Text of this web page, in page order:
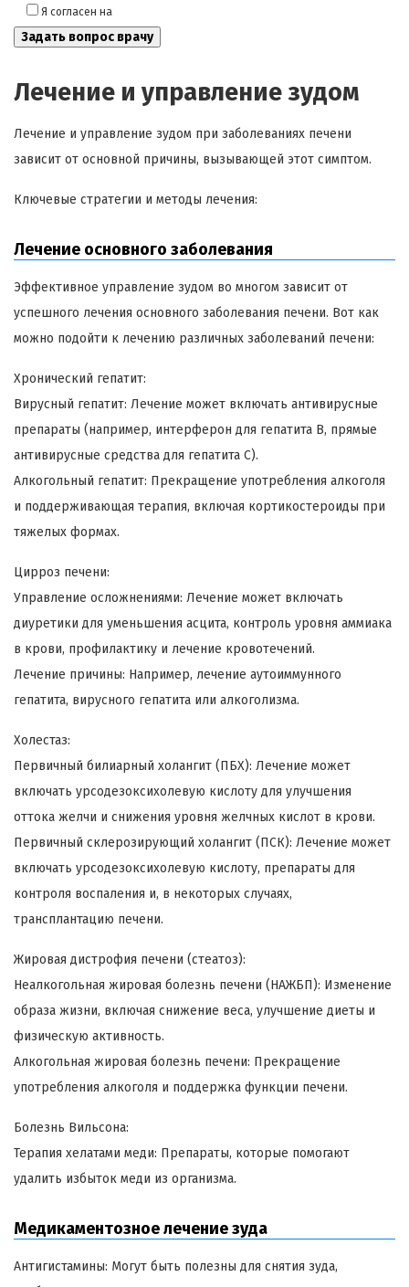
Я согласен на
Лечение и управление зудом
Лечение и управление зудом при заболеваниях печени
зависит от основной причины, вызывающей этот симптом.
Ключевые стратегии и методы лечения:
Лечение основного заболевания
Эффективное управление зудом во многом зависит от
успешного лечения основного заболевания печени. Вот как
можно подойти к лечению различных заболеваний печени:
Хронический гепатит:
Вирусный гепатит: Лечение может включать антивирусные
препараты (например, интерферон для гепатита B, прямые
антивирусные средства для гепатита C).
Алкогольный гепатит: Прекращение употребления алкоголя
и поддерживающая терапия, включая кортикостероиды при
тяжелых формах.
Цирроз печени:
Управление осложнениями: Лечение может включать
диуретики для уменьшения асцита, контроль уровня аммиака
в крови, профилактику и лечение кровотечений.
Лечение причины: Например, лечение аутоиммунного
гепатита, вирусного гепатита или алкоголизма.
Холестаз:
Первичный билиарный холангит (ПБХ): Лечение может
включать урсодезоксихолевую кислоту для улучшения
оттока желчи и снижения уровня желчных кислот в крови.
Первичный склерозирующий холангит (ПСК): Лечение может
включать урсодезоксихолевую кислоту, препараты для
контроля воспаления и, в некоторых случаях,
трансплантацию печени.
Жировая дистрофия печени (стеатоз):
Неалкогольная жировая болезнь печени (НАЖБП): Изменение
образа жизни, включая снижение веса, улучшение диеты и
физическую активность.
Алкогольная жировая болезнь печени: Прекращение
употребления алкоголя и поддержка функции печени.
Болезнь Вильсона:
Терапия хелатами меди: Препараты, которые помогают
удалить избыток меди из организма.
Медикаментозное лечение зуда
Антигистамины: Могут быть полезны для снятия зуда,